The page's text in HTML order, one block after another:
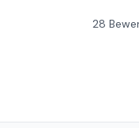
28